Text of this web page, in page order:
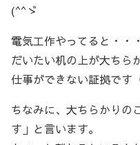
(^^ゞ
電気工作やってると・・
だいたい机の上が大ちら
仕事ができない証拠です
ちなみに、大ちらかりの
す」と言います。